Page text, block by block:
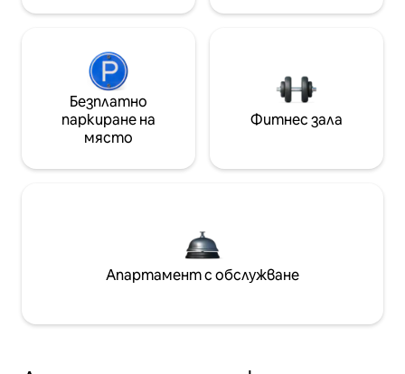
Безплатно
паркиране на
място
Фитнес зала
Апартамент с обслужване